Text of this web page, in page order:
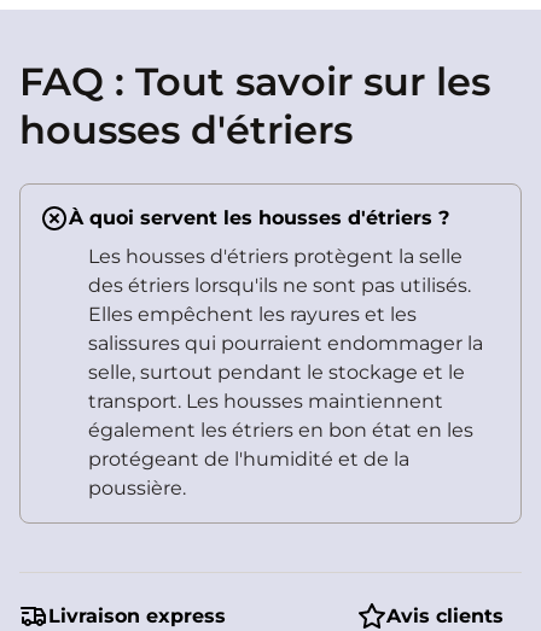
FAQ : Tout savoir sur les
housses d'étriers
À quoi servent les housses d'étriers ?
Les housses d'étriers protègent la selle
des étriers lorsqu'ils ne sont pas utilisés.
Elles empêchent les rayures et les
salissures qui pourraient endommager la
selle, surtout pendant le stockage et le
transport. Les housses maintiennent
également les étriers en bon état en les
protégeant de l'humidité et de la
poussière.
Livraison express Avis clients